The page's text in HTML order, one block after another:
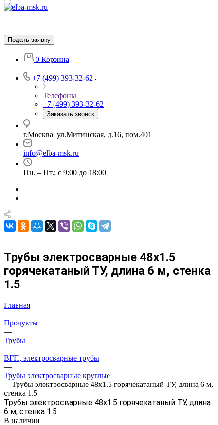
Подать заявку
0 Корзина
+7 (499) 393-32-62
Телефоны
+7 (499) 393-32-62
Заказать звонок
г.Москва, ул.Митинская, д.16, пом.401
info@elba-msk.ru
Пн. – Пт.: с 9:00 до 18:00
Трубы электросварные 48х1.5
горячекатаный ТУ, длина 6 м, стенка
1.5
Главная
—
Продукты
—
Трубы
—
ВГП, электросварные трубы
—
Трубы электросварные круглые
—Трубы электросварные 48х1.5 горячекатаный ТУ, длина 6 м,
стенка 1.5
Трубы электросварные 48х1.5 горячекатаный ТУ, длина
6 м, стенка 1.5
В наличии